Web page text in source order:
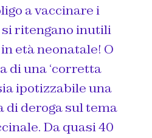
a vaccinare i
si ritengano inutili
età neonatale! O
di una ‘corretta
ipotizzabile una
di deroga sul tema
Da quasi 40